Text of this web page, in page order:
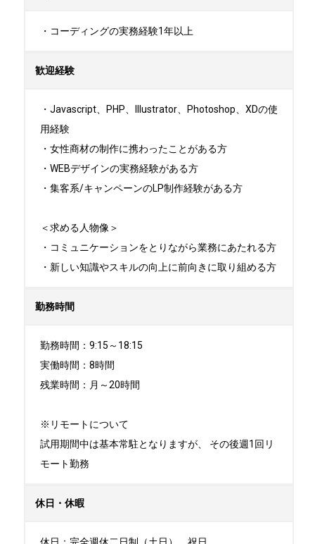
・コーディングの実務経験1年以上
歓迎経験
・Javascript、PHP、Illustrator、Photoshop、XDの使
用経験
・女性商材の制作に携わったことがある方
・WEBデザインの実務経験がある方
・集客系/キャンペーンのLP制作経験がある方
＜求める人物像＞
・コミュニケーションをとりながら業務にあたれる方
・新しい知識やスキルの向上に前向きに取り組める方
勤務時間
勤務時間：9:15～18:15
実働時間：8時間
残業時間：月～20時間
※リモートについて
試用期間中は基本常駐となりますが、 その後週1回リ
モート勤務
休日・休暇